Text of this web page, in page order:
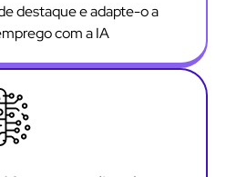
destaque e adapte-o a
com a IA